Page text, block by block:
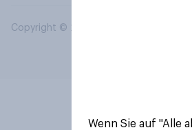
Copyright © 2026 YouGov PLC. Alle
Wenn Sie auf "Alle